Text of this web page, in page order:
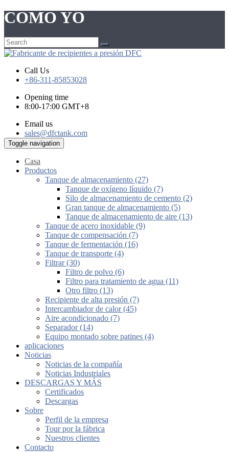
COMO YO
Call Us
+86-311-85853028
Opening time
8:00-17:00 GMT+8
Email us
sales@dfctank.com
Toggle navigation
Casa
Productos
Tanque de almacenamiento (27)
Tanque de oxígeno líquido (7)
Silo de almacenamiento de cemento (2)
Gran tanque de almacenamiento (5)
Tanque de almacenamiento de aire (13)
Tanque de acero inoxidable (9)
Tanque de compensación (7)
Tanque de fermentación (16)
Tanque de transporte (4)
Filtrar (30)
Filtro de polvo (6)
Filtro para tratamiento de agua (11)
Otro filtro (13)
Recipiente de alta presión (7)
Intercambiador de calor (45)
Aire acondicionado (7)
Separador (14)
Equipo montado sobre patines (4)
aplicaciones
Noticias
Noticias de la compañía
Noticias Industriales
DESCARGAS Y MÁS
Certificados
Descargas
Sobre
Perfil de la empresa
Tour por la fábrica
Nuestros clientes
Contacto